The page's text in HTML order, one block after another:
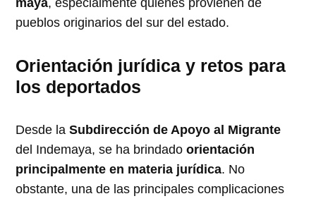
maya, especialmente quienes provienen de
pueblos originarios del sur del estado.
Orientación jurídica y retos para
los deportados
Desde laSubdirección de Apoyo al Migrante
del Indemaya, se ha brindadoorientación
principalmente en materia jurídica. No
obstante, una de las principales complicaciones